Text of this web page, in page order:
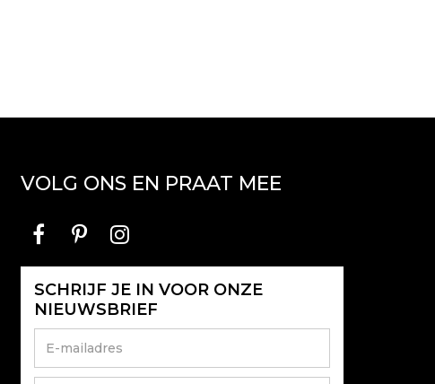
VOLG ONS EN PRAAT MEE
SCHRIJF JE IN VOOR ONZE
NIEUWSBRIEF